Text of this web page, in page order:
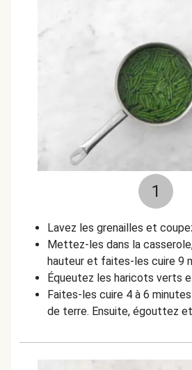
1
Lavez les grenailles et
Mettez-les dans la
hauteur et faites-les cuire 9
Équeutez les haricots verts
Faites-les cuire 4 à 6
de terre. Ensuite, égouttez